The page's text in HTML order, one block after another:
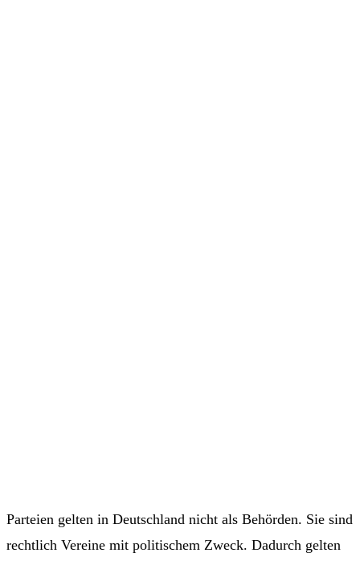
Parteien gelten in Deutschland nicht als Behörden. Sie sind
rechtlich Vereine mit politischem Zweck. Dadurch gelten